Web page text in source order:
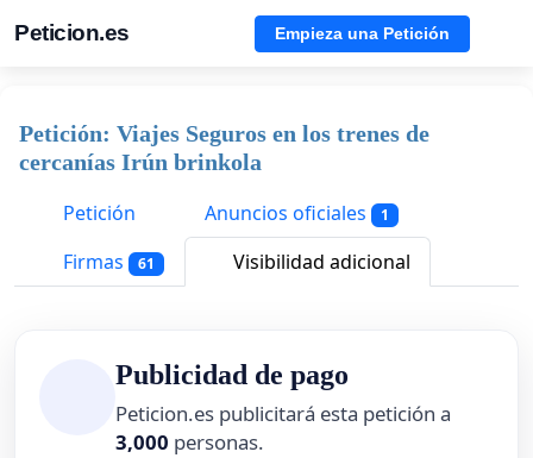
Peticion.es Empieza una Petición
Petición: Viajes Seguros en los trenes de
cercanías Irún brinkola
Petición
Anuncios oficiales 1
Firmas 61 Visibilidad adicional
Publicidad de pago
Peticion.es publicitará esta petición a
3,000 personas.